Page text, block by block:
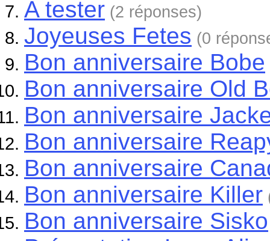
A tester (2 réponses)
Joyeuses Fetes (0
Bon anniversaire Bobe
Bon anniversaire Old
Bon anniversaire
Bon anniversaire
Bon anniversaire
Bon anniversaire Killer
Bon anniversaire Sisko